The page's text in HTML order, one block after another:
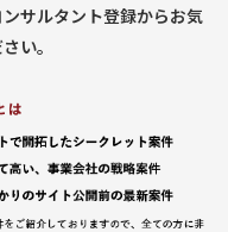
サルタント登録からお気
い。